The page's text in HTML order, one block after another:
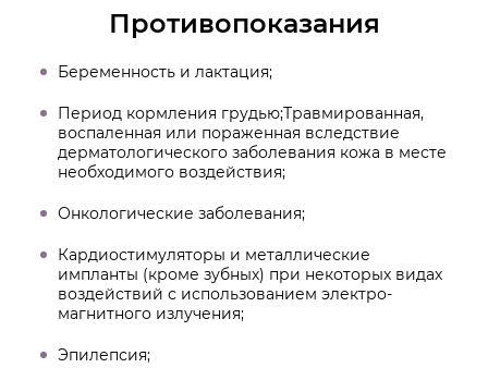
Противопоказания
Беременность и лактация;
Период кормления грудью;Травмированная,
воспаленная или пораженная вследствие
дерматологического заболевания кожа в месте
необходимого воздействия;
Онкологические заболевания;
Кардиостимуляторы и металлические
импланты (кроме зубных) при некоторых видах
воздействий с использованием электро-
магнитного излучения;
Эпилепсия;